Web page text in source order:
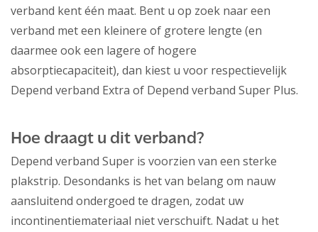
verband kent één maat. Bent u op zoek naar een
verband met een kleinere of grotere lengte (en
daarmee ook een lagere of hogere
absorptiecapaciteit), dan kiest u voor respectievelijk
Depend verband Extra of Depend verband Super Plus.
Hoe draagt u dit verband?
Depend verband Super is voorzien van een sterke
plakstrip. Desondanks is het van belang om nauw
aansluitend ondergoed te dragen, zodat uw
incontinentiemateriaal niet verschuift. Nadat u het